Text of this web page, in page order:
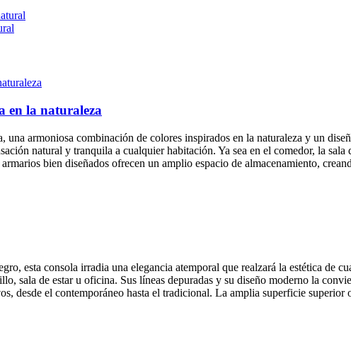
en la naturaleza
una armoniosa combinación de colores inspirados en la naturaleza y un
natural y tranquila a cualquier habitación. Ya sea en el comedor, la
bien diseñados ofrecen un amplio espacio de almacenamiento,
esta consola irradia una elegancia atemporal que realzará la estética de
sala de estar u oficina. Sus líneas depuradas y su diseño moderno la
desde el contemporáneo hasta el tradicional. La amplia superficie